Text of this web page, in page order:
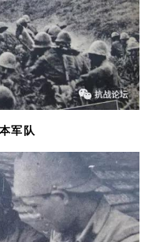
军队